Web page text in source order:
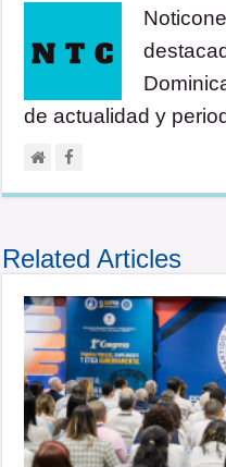
de actualidad y
Related Articles